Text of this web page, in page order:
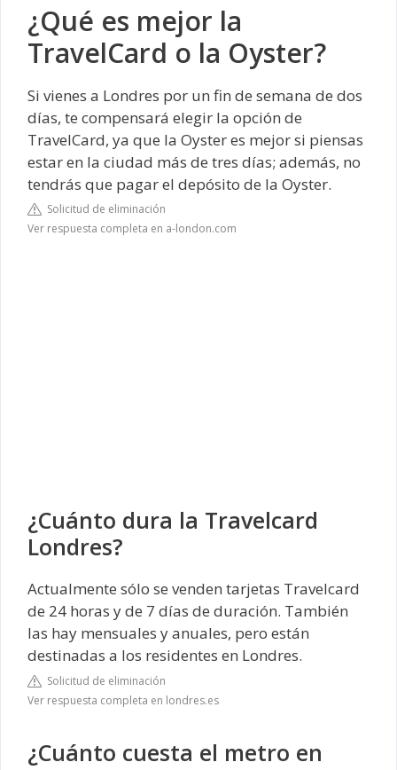
¿Qué es mejor la
TravelCard o la Oyster?
Si vienes a Londres por un fin de semana de dos
días, te compensará elegir la opción de
TravelCard, ya que la Oyster es mejor si piensas
estar en la ciudad más de tres días; además, no
tendrás que pagar el depósito de la Oyster.
Solicitud de eliminación
Ver respuesta completa en a-london.com
¿Cuánto dura la Travelcard
Londres?
Actualmente sólo se venden tarjetas Travelcard
de 24 horas y de 7 días de duración. También
las hay mensuales y anuales, pero están
destinadas a los residentes en Londres.
Solicitud de eliminación
Ver respuesta completa en londres.es
¿Cuánto cuesta el metro en